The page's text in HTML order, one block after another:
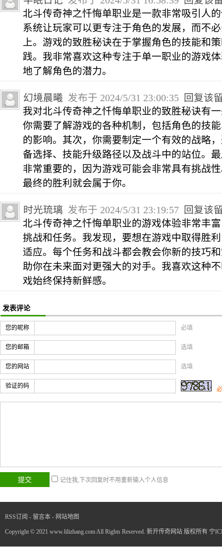
北斗传奇神之忏悔单职业是一款非常吸引人
系统让玩家可以更专注于角色的发展，而不
上。游戏的致胜秘诀在于掌握角色的技能和
践。我非常喜欢这种专注于单一职业的游戏
地了解角色的潜力。
幻境晨曦 发布于 2024/5/31 23:00:35
回复该
我对北斗传奇神之忏悔单职业的致胜秘诀有
你需要了解游戏的各种机制，包括角色的技
的影响。其次，你需要制定一个有效的战略
备选择、技能升级路径以及战斗中的站位。
非常重要的，因为游戏可能会非常具有挑战
最终的胜利就会属于你。
时光琉璃 发布于 2024/5/31 23:19:57 回复该
北斗传奇神之忏悔单职业的游戏体验非常丰
挑战和任务。我发现，要想在游戏中取得胜
适应。每个任务和战斗都会教会你新的技巧
助你在未来面对更强大的对手。我喜欢这种
戏始终保持新鲜感。
发表评论
您的昵称 必填
您的邮箱 选填
您的网站 选填
验证的码
记住我,下次回复时不用重新输入个人信息
RSS订阅 - 留言本 - 网站地图
Copyright © 2021 www.lilizhang.com All Rights Reserved. 新开传奇网站 版权所有 宁